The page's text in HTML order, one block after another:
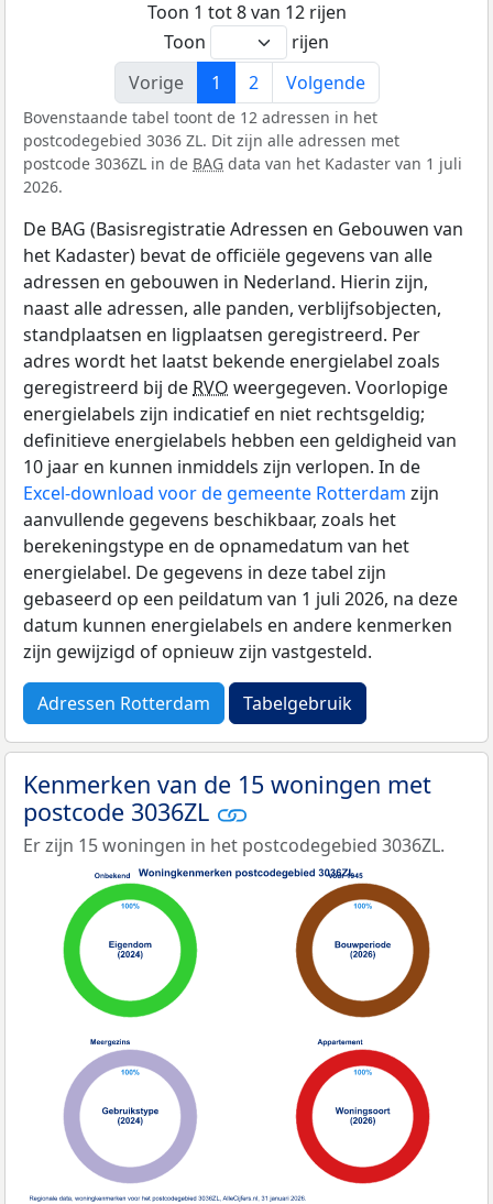
Toon 1 tot 8 van 12 rijen
Toon
rijen
Vorige
1 2 Volgende
Bovenstaande tabel toont de 12 adressen in het
postcodegebied 3036 ZL. Dit zijn alle adressen met
postcode 3036ZL in de BAG data van het Kadaster van 1 juli
2026.
De BAG (Basisregistratie Adressen en Gebouwen van
het Kadaster) bevat de officiële gegevens van alle
adressen en gebouwen in Nederland. Hierin zijn,
naast alle adressen, alle panden, verblijfsobjecten,
standplaatsen en ligplaatsen geregistreerd. Per
adres wordt het laatst bekende energielabel zoals
geregistreerd bij de RVO weergegeven. Voorlopige
energielabels zijn indicatief en niet rechtsgeldig;
definitieve energielabels hebben een geldigheid van
10 jaar en kunnen inmiddels zijn verlopen. In de
Excel-download voor de gemeente Rotterdam zijn
aanvullende gegevens beschikbaar, zoals het
berekeningstype en de opnamedatum van het
energielabel. De gegevens in deze tabel zijn
gebaseerd op een peildatum van 1 juli 2026, na deze
datum kunnen energielabels en andere kenmerken
zijn gewijzigd of opnieuw zijn vastgesteld.
Adressen Rotterdam Tabelgebruik
Kenmerken van de 15 woningen met
postcode 3036ZL
Er zijn 15 woningen in het postcodegebied 3036ZL.